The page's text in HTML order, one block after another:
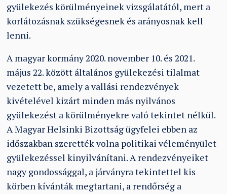
gyülekezés körülményeinek vizsgálatától, mert a
korlátozásnak szükségesnek és arányosnak kell
lenni.
A magyar kormány 2020. november 10. és 2021.
május 22. között általános gyülekezési tilalmat
vezetett be, amely a vallási rendezvények
kivételével kizárt minden más nyilvános
gyülekezést a körülményekre való tekintet nélkül.
A Magyar Helsinki Bizottság ügyfelei ebben az
időszakban szerették volna politikai véleményület
gyülekezéssel kinyilvánítani. A rendezvényeiket
nagy gondossággal, a járványra tekintettel kis
körben kívánták megtartani, a rendőrség a